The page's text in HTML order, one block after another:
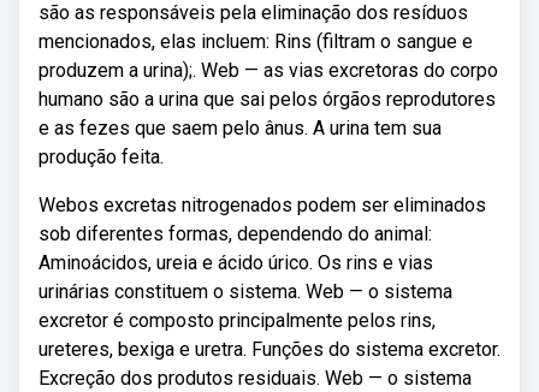
são as responsáveis pela eliminação dos resíduos
mencionados, elas incluem: Rins (filtram o sangue e
produzem a urina);. Web — as vias excretoras do corpo
humano são a urina que sai pelos órgãos reprodutores
e as fezes que saem pelo ânus. A urina tem sua
produção feita.
Webos excretas nitrogenados podem ser eliminados
sob diferentes formas, dependendo do animal:
Aminoácidos, ureia e ácido úrico. Os rins e vias
urinárias constituem o sistema. Web — o sistema
excretor é composto principalmente pelos rins,
ureteres, bexiga e uretra. Funções do sistema excretor.
Excreção dos produtos residuais. Web — o sistema